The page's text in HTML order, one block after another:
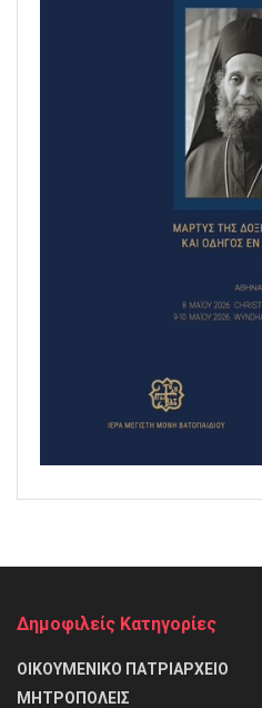
Δημοφιλείς Κατηγορίες
ΟΙΚΟΥΜΕΝΙΚΟ ΠΑΤΡΙΑΡΧΕΙΟ
ΜΗΤΡΟΠΟΛΕΙΣ